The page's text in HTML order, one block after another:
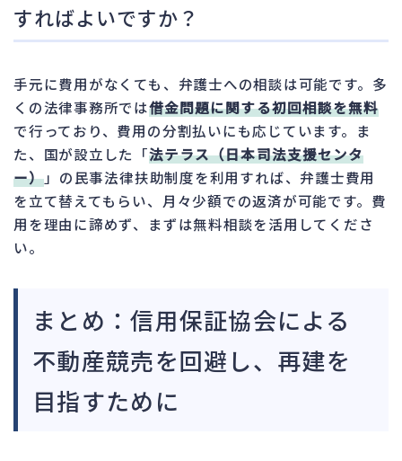
すればよいですか？
手元に費用がなくても、弁護士への相談は可能です。多
くの法律事務所では借金問題に関する初回相談を無料
で行っており、費用の分割払いにも応じています。ま
た、国が設立した「法テラス（日本司法支援センタ
ー）」の民事法律扶助制度を利用すれば、弁護士費用
を立て替えてもらい、月々少額での返済が可能です。費
用を理由に諦めず、まずは無料相談を活用してくださ
い。
まとめ：信用保証協会による
不動産競売を回避し、再建を
目指すために